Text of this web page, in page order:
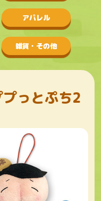
アパレル
雑貨・その他
っとぷち2